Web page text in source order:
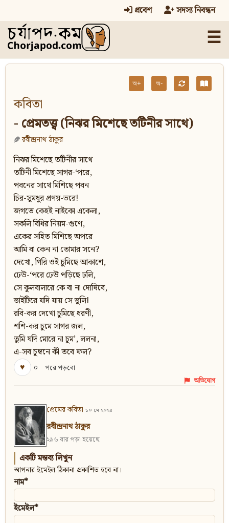
প্রবেশ সদস্য নিবন্ধন
☰
অ+ অ-
কবিতা
- প্রেমতত্ত্ব (নিঝর মিশেছে তটিনীর সাথে)
রবীন্দ্রনাথ ঠাকুর
নিঝর মিশেছে তটিনীর সাথে
তটিনী মিশেছে সাগর-‘পরে,
পবনের সাথে মিশিছে পবন
চির-সুমধুর প্রণয়-ভরে!
জগতে কেহই নাইকো একেলা,
সকলি বিধির নিয়ম-গুণে,
একের সহিত মিশিছে অপরে
আমি বা কেন না তোমার সনে?
দেখো, গিরি ওই চুমিছে আকাশে,
ঢেউ-‘পরে ঢেউ পড়িছে ঢলি,
সে কুলবালারে কে বা না দোষিবে,
ভাইটিরে যদি যায় সে ভুলি!
রবি-কর দেখো চুমিছে ধরণী,
শশি-কর চুমে সাগর জল,
তুমি যদি মোরে না চুম’, ললনা,
এ-সব চুম্বনে কী তবে ফল?
♥
০ পরে পড়বো
অভিযোগ
প্রেমের কবিতা ১০ মে ২০২৪
রবীন্দ্রনাথ ঠাকুর
২৯৬ বার পড়া হয়েছে
একটি মন্তব্য লিখুন
আপনার ইমেইল ঠিকানা প্রকাশিত হবে না।
নাম*
ইমেইল*